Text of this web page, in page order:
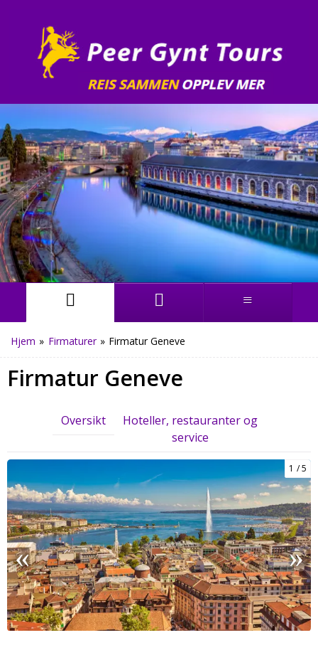
Hjem » Firmaturer » Firmatur Geneve
Firmatur Geneve
Oversikt
Hoteller, restauranter og
service
1 5